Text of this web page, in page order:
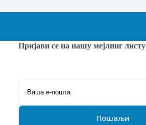
Пријави се на нашу мејлинг листу